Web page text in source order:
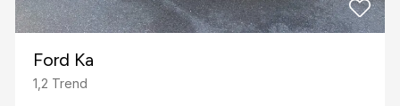
Ford Ka
1,2 Trend